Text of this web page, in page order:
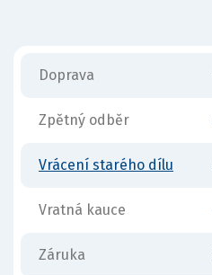
Doprava
Zpětný odběr
Vrácení starého dílu
Vratná kauce
Záruka